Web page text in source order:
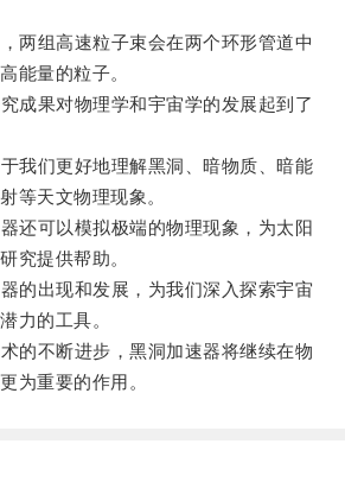
组高速粒子束会在两个环形管道中
能量的粒子。
果对物理学和宇宙学的发展起到了
们更好地理解黑洞、暗物质、暗能
等天文物理现象。
可以模拟极端的物理现象，为太阳
究提供帮助。
出现和发展，为我们深入探索宇宙
力的工具。
不断进步，黑洞加速器将继续在物
为重要的作用。